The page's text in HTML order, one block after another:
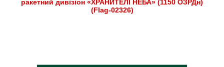
ракетний дивізіон «ХРАНИТЕЛІ НЕБА» (1150 ОЗРДн)
(Flag-02326)